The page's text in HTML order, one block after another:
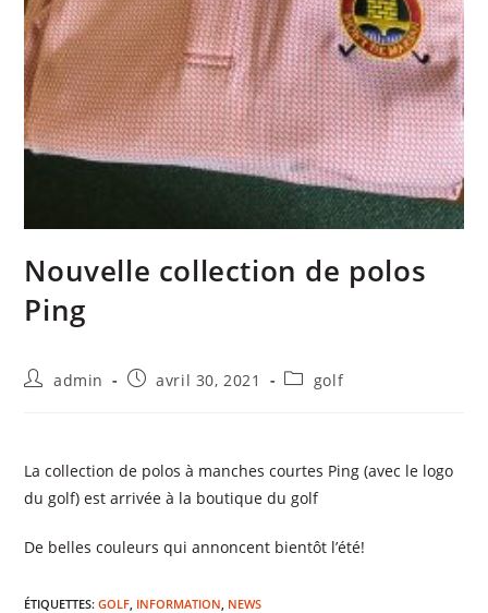
Nouvelle collection de polos
Ping
admin avril 30, 2021 golf
La collection de polos à manches courtes Ping (avec le logo
du golf) est arrivée à la boutique du golf
De belles couleurs qui annoncent bientôt l’été!
ÉTIQUETTES:GOLF INFORMATION NEWS